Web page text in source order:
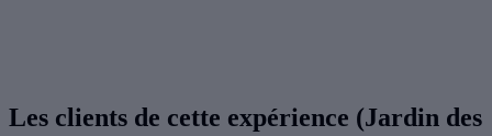
Les clients de cette expérience (Jardin des